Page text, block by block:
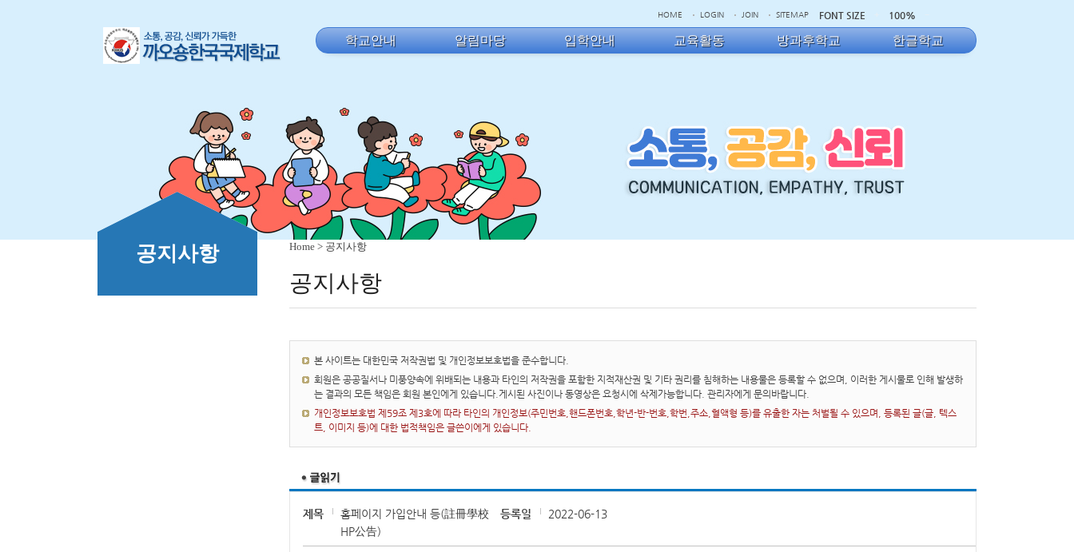
HOME LOGIN JOIN SITEMAP FONT SIZE 100%
학교안내 알림마당 입학안내 교육활동 방과후학교 한글학교
공지사항 Home > 공지사항
공지사항
본 사이트는 대한민국 저작권법 및 개인정보보호법을 준수합니다.
회원은 공공질서나 미풍양속에 위배되는 내용과 타인의 저작권을 포함한 지적재산권 및 기타 권리를 침해하는 내용물은 등록할 수 없으며, 이러한 게시물로 인해 발생하
는 결과의 모든 책임은 회원 본인에게 있습니다.게시된 사진이나 동영상은 요청시에 삭제가능합니다. 관리자에게 문의바랍니다.
개인정보보호법 제59조 제3호에 따라 타인의 개인정보(주민번호,핸드폰번호,학년-반-번호,학번,주소,혈액형 등)를 유출한 자는 처벌될 수 있으며, 등록된 글(글, 텍스
트, 이미지 등)에 대한 법적책임은 글쓴이에게 있습니다.
제목
홈페이지 가입안내 등(註冊學校
HP公告)
등록일 2022-06-13